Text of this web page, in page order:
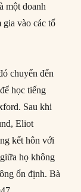
một doanh
gia vào các tổ
chuyển đến
học tiếng
Sau khi
Eliot
kết hôn với
họ không
ổn định. Bà